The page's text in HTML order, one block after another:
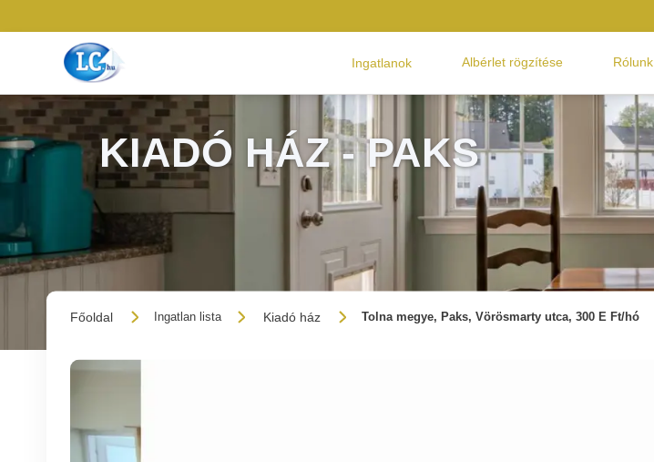
Ingatlanok Albérlet rögzítése Rólunk
KIADÓ HÁZ - PAKS
Főoldal Ingatlan lista Kiadó ház Tolna megye, Paks, Vörösmarty utca, 300 E Ft/hó